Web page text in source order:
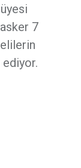
7
ediyor.